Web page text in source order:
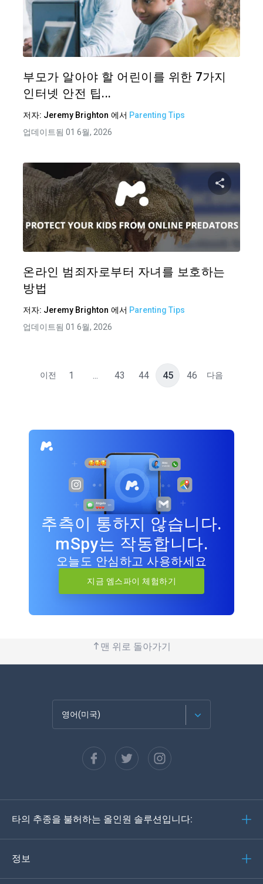
이 기
부모가 알아야 할 어린이를 위한 7가지
인터넷 안전 팁...
저자: Jeremy Brighton 에서 Parenting Tips
업데이트됨 01 6월, 2026
이 기
온라인 범죄자로부터 자녀를 보호하는
방법
저자: Jeremy Brighton 에서 Parenting Tips
업데이트됨 01 6월, 2026
이전 1 ... 43 44 45 46 다음
추측이 통하지 않습니다.
mSpy는 작동합니다.
오늘도 안심하고 사용하세요
지금 엠스파이 체험하기
맨 위로 돌아가기
영어(미국)
Español
Deutsch
타의 추종을 불허하는 올인원 솔루션입니다:
정보